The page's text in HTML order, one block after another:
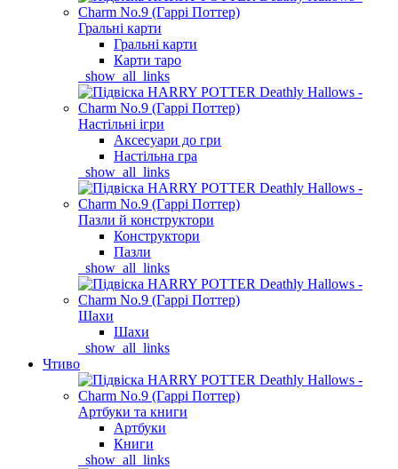
Гральні карти
Гральні карти
Карти таро
_show_all_links
Настільні ігри
Аксесуари до гри
Настільна гра
_show_all_links
Пазли й конструктори
Конструктори
Пазли
_show_all_links
Шахи
Шахи
_show_all_links
Чтиво
Артбуки та книги
Артбуки
Книги
_show_all_links